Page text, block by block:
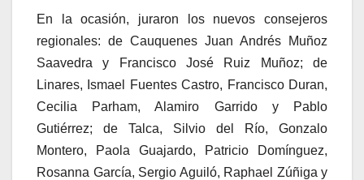
En la ocasión, juraron los nuevos consejeros
regionales: de Cauquenes Juan Andrés Muñoz
Saavedra y Francisco José Ruiz Muñoz; de
Linares, Ismael Fuentes Castro, Francisco Duran,
Cecilia Parham, Alamiro Garrido y Pablo
Gutiérrez; de Talca, Silvio del Río, Gonzalo
Montero, Paola Guajardo, Patricio Domínguez,
Rosanna García, Sergio Aguiló, Raphael Zúñiga y